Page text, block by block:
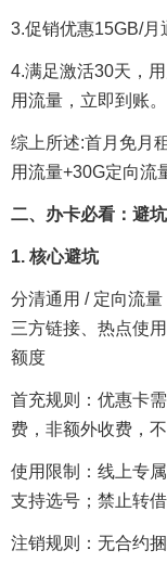
3.促销优惠15GB/
4.满足激活30天，
用流量，立即到账
综上所述:首月免月
用流量+30G定向流
二、办卡必看：避
1. 核心避坑
分清通用 / 定向流
三方链接、热点使
额度
首充规则：优惠卡
费，非额外收费，
使用限制：线上专
支持选号；禁止转
注销规则：无合约